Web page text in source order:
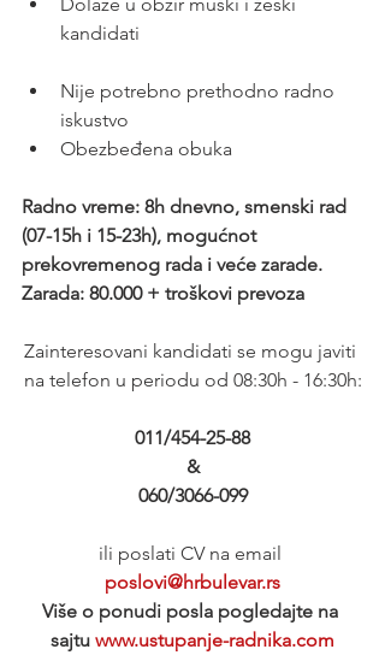
kandidati
Nije potrebno prethodno radno
iskustvo
Obezbeđena obuka
Radno vreme: 8h dnevno, smenski rad
(07-15h i 15-23h), mogućnot
prekovremenog rada i veće zarade.
Zarada: 80.000 + troškovi prevoza
Zainteresovani kandidati se mogu javiti
na telefon u periodu od 08:30h - 16:30h:
011/454-25-88
&
060/3066-099
ili poslati CV na email
poslovi@hrbulevar.rs
Više o ponudi posla pogledajte na
sajtu www.ustupanje-radnika.com